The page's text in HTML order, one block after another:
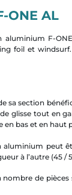
ONE AL
aluminium F-
foil et
sa section
glisse tout en
en bas et en haut
aluminium peut
à l’autre (45 /
nombre de pièces